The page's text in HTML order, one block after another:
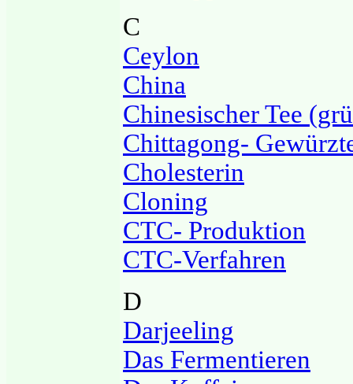
C
Ceylon
China
Chinesischer Tee
Chittagong-
Cholesterin
Cloning
CTC- Produktion
CTC-Verfahren
D
Darjeeling
Das Fermentieren